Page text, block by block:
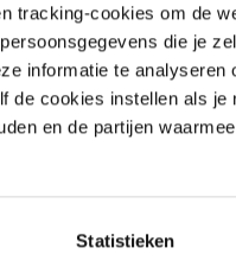
tracking-cookies om de
die je
informatie te analyseren
cookies instellen als je
en de partijen
Statistieken
SCH10S
SCH40S
SCH10S